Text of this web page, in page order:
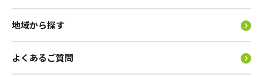
地域から探す
よくあるご質問